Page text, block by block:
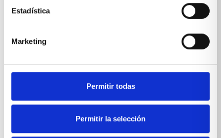
Estadística
Marketing
Permitir todas
Permitir la selección
Dormitorio juvenil con papel